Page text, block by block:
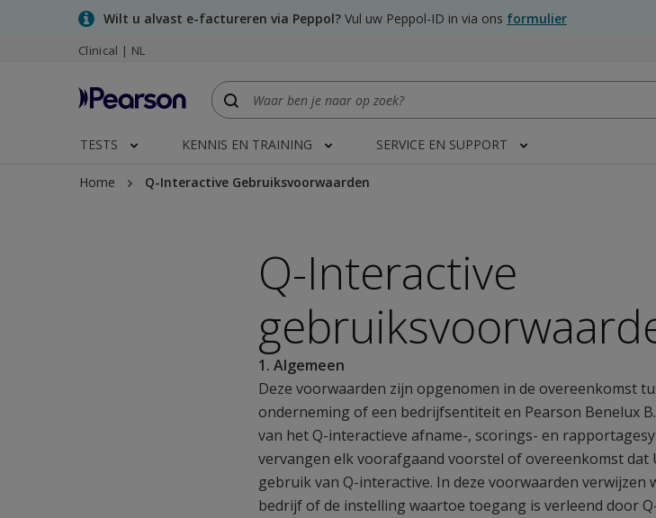
Wilt u alvast e-factureren via Peppol? Vul uw Peppol-ID in via ons formulier
Clinical | NL
TESTS KENNIS EN TRAINING SERVICE EN SUPPORT
Home Q-Interactive Gebruiksvoorwaarden
Q-Interactive
1. Algemeen
Deze voorwaarden zijn opgenomen in de overeenkomst
onderneming of een bedrijfsentiteit en Pearson Benelux
van het Q-interactieve afname-, scorings- en
vervangen elk voorafgaand voorstel of overeenkomst
gebruik van Q-interactive. In deze voorwaarden verwijzen
bedrijf of de instelling waartoe toegang is verleend door